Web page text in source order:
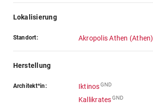
Lokalisierung
Standort: Akropolis Athen (Athen)
Herstellung
Architekt*in: IktinosGND
KallikratesGND